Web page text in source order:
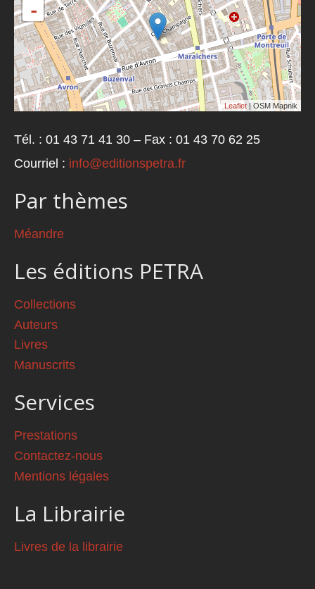
-
Leaflet | OSM Mapnik
Tél. : 01 43 71 41 30 – Fax : 01 43 70 62 25
Courriel : info@editionspetra.fr
Par thèmes
Méandre
Les éditions PETRA
Collections
Auteurs
Livres
Manuscrits
Services
Prestations
Contactez-nous
Mentions légales
La Librairie
Livres de la librairie